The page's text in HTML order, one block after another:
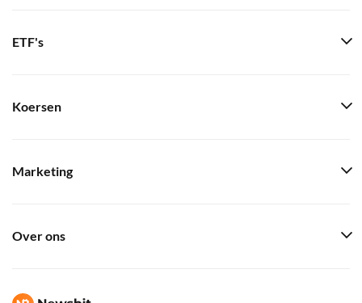
ETF's
Koersen
Marketing
Over ons